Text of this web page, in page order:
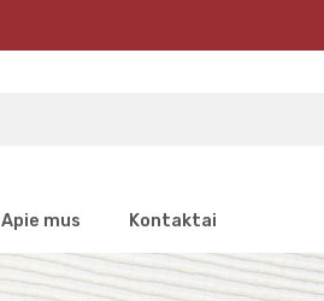
Apie mus Kontaktai